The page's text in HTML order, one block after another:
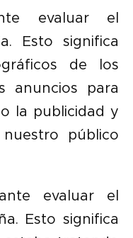
evaluar el
Esto significa
de los
anuncios para
la publicidad y
público
evaluar el
Esto significa